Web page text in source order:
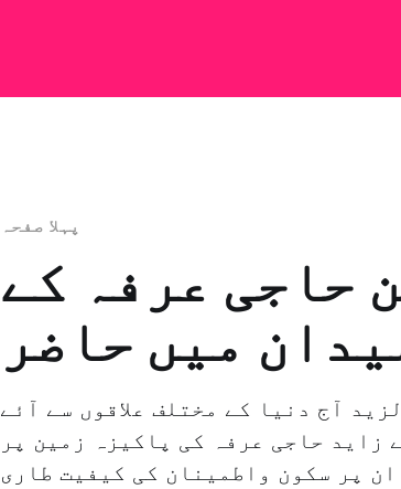
پہلا صفحہ
حاجی عرفہ کے
میں حاضر
آج دنیا کے مختلف علاقوں سے آئے
زاید حاجی عرفہ کی پاکیزہ زمین پر
پر سکون واطمینان کی کیفیت طاری